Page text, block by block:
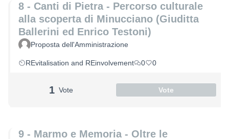
8 - Canti di Pietra - Percorso culturale
alla scoperta di Minucciano (Giuditta
Ballerini ed Enrico Testoni)
Proposta dell'Amministrazione
REvitalisation and REinvolvement 0 0
1 Vote Vote
9 - Marmo e Memoria - Oltre le